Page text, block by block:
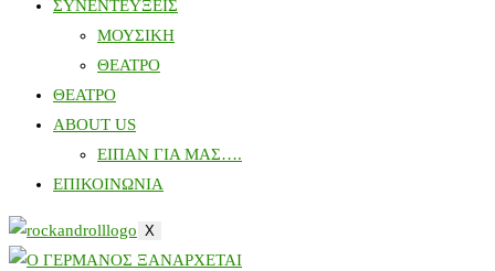
ΣΥΝΕΝΤΕΥΞΕΙΣ
ΜΟΥΣΙΚΗ
ΘΕΑΤΡΟ
ΘΕΑΤΡΟ
ABOUT US
ΕΙΠΑΝ ΓΙΑ ΜΑΣ….
ΕΠΙΚΟΙΝΩΝΙΑ
X